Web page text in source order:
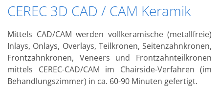
CEREC 3D CAD / CAM Keramik
Mittels CAD/CAM werden vollkeramische (metallfreie)
Inlays, Onlays, Overlays, Teilkronen, Seitenzahnkronen,
Frontzahnkronen, Veneers und Frontzahnteilkronen
mittels CEREC-CAD/CAM im Chairside-Verfahren (im
Behandlungszimmer) in ca. 60-90 Minuten gefertigt.